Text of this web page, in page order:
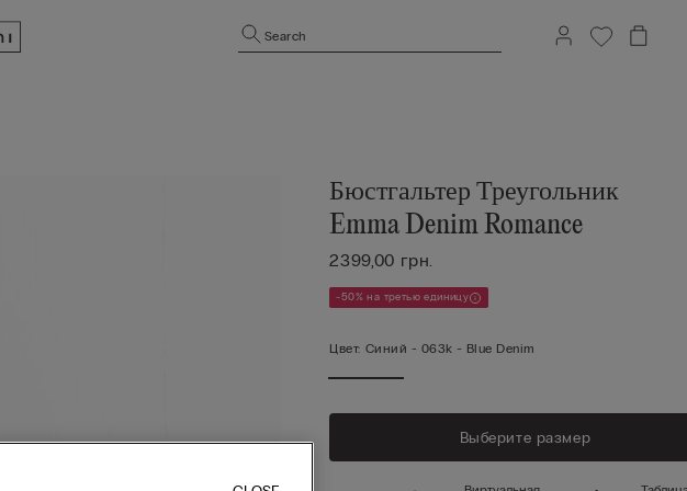
Search
Бюстгальтер Треугольник
Emma Denim Romance
2399,00 грн.
-50% на третью единицу
Цвет: Синий - 063k - Blue Denim
Выберите размер